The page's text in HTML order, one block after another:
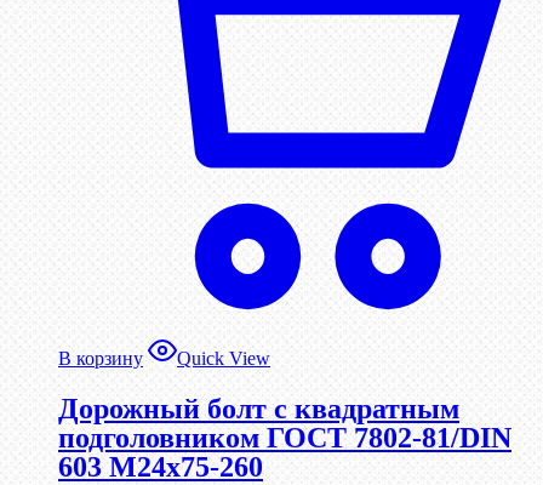
В корзину Quick View
Дорожный болт с квадратным
подголовником ГОСТ 7802-81/DIN
603 М24х75-260